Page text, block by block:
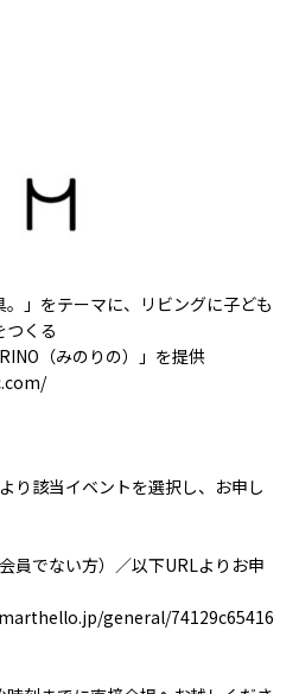
。」をテーマに、リビングに子ども
つくる
（みのりの）」を提供
り該当イベントを選択し、お申し
員でない方）／以下URLよりお申
general/74129c65416